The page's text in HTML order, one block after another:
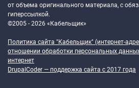
от объема оригинального материала, с
гиперссылкой.
©2005 - 2026 «Кабельщик»
Политика сайта "Кабельщик" (интернет-
отношении обработки персональных
интернет
DrupalCoder — поддержка сайта c 2017 года